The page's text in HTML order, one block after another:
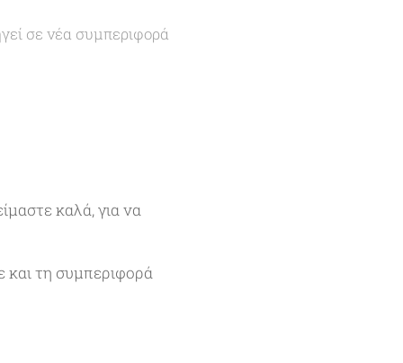
σε νέα συμπεριφορά
καλά, για να
και τη συμπεριφορά